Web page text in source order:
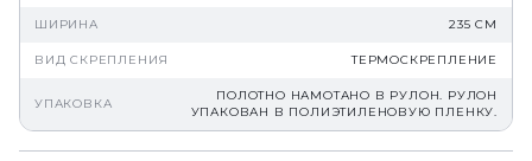
ШИРИНА 235 СМ
ВИД СКРЕПЛЕНИЯ ТЕРМОСКРЕПЛЕНИЕ
УПАКОВКА
ПОЛОТНО НАМОТАНО В РУЛОН. РУЛОН
УПАКОВАН В ПОЛИЭТИЛЕНОВУЮ ПЛЕНКУ.